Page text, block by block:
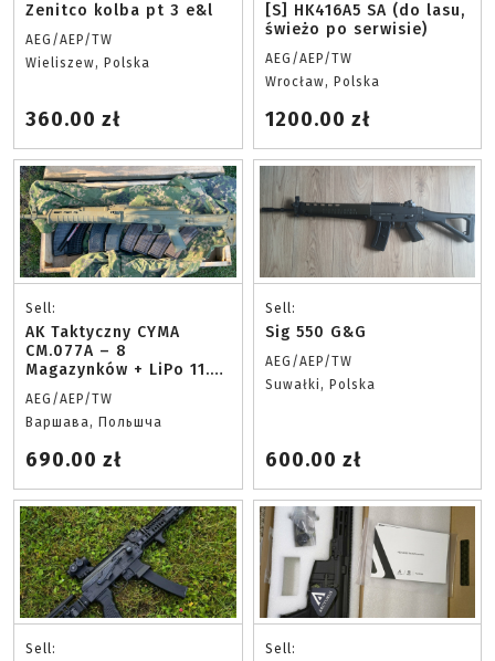
Zenitco kolba pt 3 e&l
AEG/AEP/TW
Wieliszew, Polska
360.00 zł
[S] HK416A5 SA (do lasu,
świeżo po serwisie)
AEG/AEP/TW
Wrocław, Polska
1200.00 zł
Sell:
AK Taktyczny CYMA
CM.077A – 8
Magazynków + LiPo 11.1V
+ skrzynka amunicyjna
AEG/AEP/TW
Варшава, Польшча
690.00 zł
Sell:
Sig 550 G&G
AEG/AEP/TW
Suwałki, Polska
600.00 zł
Sell: Sell: